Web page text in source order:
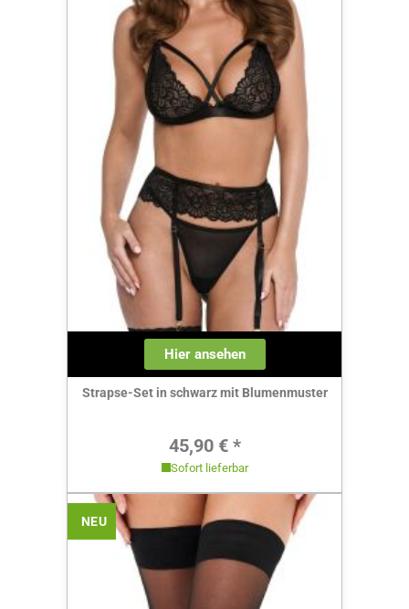
Hier ansehen
Strapse-Set in schwarz mit Blumenmuster
Regulärer Preis:
45,90 € *
Sofort lieferbar
NEU